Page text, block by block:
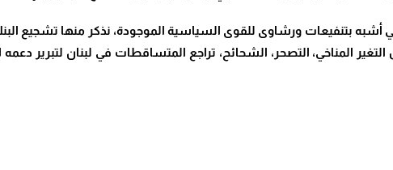
أشبه بتنفيعات ورشاوى للقوى السياسية الموجودة، نذكر منها تشجيع
المناخي، التصحر، الشحائح، تراجع المتساقطات في لبنان لتبرير دعمه